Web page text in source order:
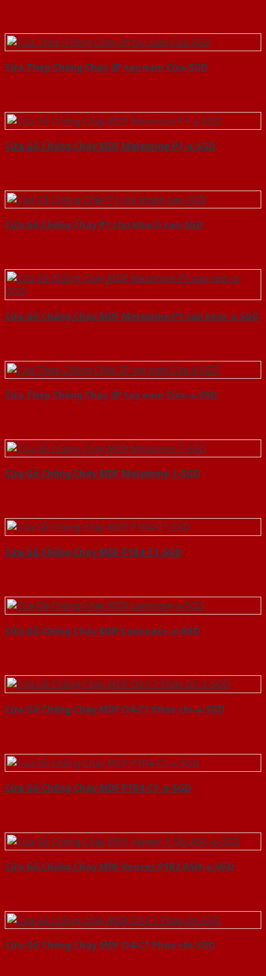
Cửa Thép Chống Cháy 2P tay nam Cửa-SGD
Cửa Gỗ Chống Cháy MDF Melamine P1-a-SGD
Cửa Gỗ Chống Cháy P1 cho khach san-SGD
Cửa Gỗ Chống Cháy MDF Melamine P1 van kem-a-SGD
Cửa Thép Chống Cháy 2P tay nam Cửa-a-SGD
Cửa Gỗ Chống Cháy MDF Melamine 1-SGD
Cửa Gỗ Chống Cháy MDF P1R4-C1-SGD
Cửa Gỗ Chống Cháy MDF Laminate-a-SGD
Cửa Gỗ Chống Cháy MDF O4-C1 Phào chi-a-SGD
Cửa Gỗ Chống Cháy MDF P1R4-C1-a-SGD
Cửa Gỗ Chống Cháy MDF Veneer P1R2 ASH-a-SGD
Cửa Gỗ Chống Cháy MDF O4-C1 Phào chi-SGD